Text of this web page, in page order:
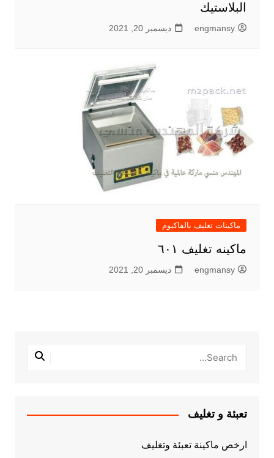
البلاستيك
engmansy ديسمبر 20, 2021
ماكينات تغليف بالفاكيوم
ماكينه تغليف ٦٠١
engmansy ديسمبر 20, 2021
تعبئة و تغليف
ارخص ماكينة تعبئة وتغليف